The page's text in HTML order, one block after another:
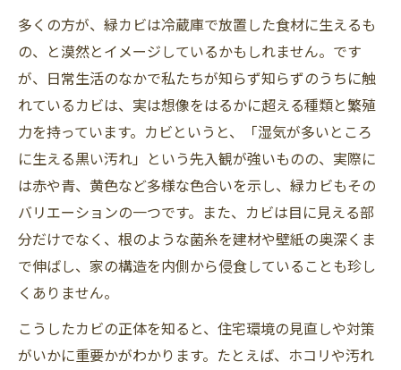
多くの方が、緑カビは冷蔵庫で放置した食材に生えるも
の、と漠然とイメージしているかもしれません。です
が、日常生活のなかで私たちが知らず知らずのうちに触
れているカビは、実は想像をはるかに超える種類と繁殖
力を持っています。カビというと、「湿気が多いところ
に生える黒い汚れ」という先入観が強いものの、実際に
は赤や青、黄色など多様な色合いを示し、緑カビもその
バリエーションの一つです。また、カビは目に見える部
分だけでなく、根のような菌糸を建材や壁紙の奥深くま
で伸ばし、家の構造を内側から侵食していることも珍し
くありません。
こうしたカビの正体を知ると、住宅環境の見直しや対策
がいかに重要かがわかります。たとえば、ホコリや汚れ